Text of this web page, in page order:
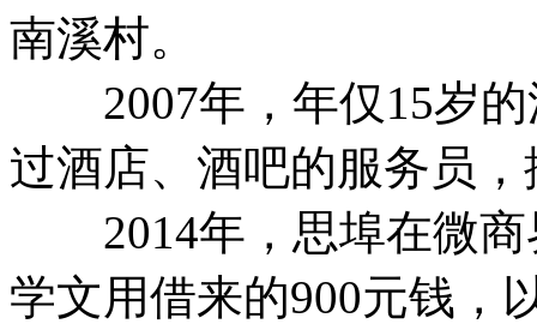
南溪村。
2007年，年仅15岁的
过酒店、酒吧的服务员
2014年，思埠在微商
学文用借来的900元钱，